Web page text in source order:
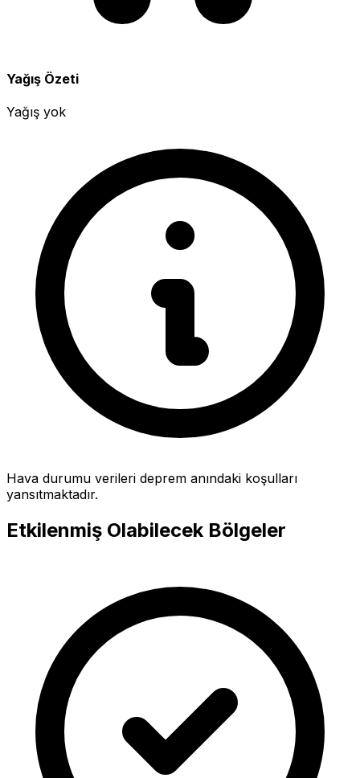
Yağış Özeti
Yağış yok
Hava durumu verileri deprem anındaki koşulları
yansıtmaktadır.
Etkilenmiş Olabilecek Bölgeler